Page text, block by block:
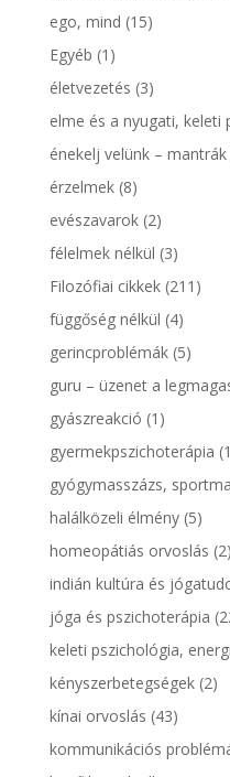
ego, mind (15)
Egyéb (1)
életvezetés (3)
elme és a nyugati, keleti
énekelj velünk – mantrák
érzelmek(8)
evészavarok(2)
félelmek nélkül (3)
Filozófiai cikkek(211)
függőség nélkül (4)
gerincproblémák(5)
guru – üzenet a
gyászreakció (1)
gyermekpszichoterápia
gyógymasszázs,
halálközeli élmény(5)
homeopátiás orvoslás (2)
indián kultúra és
jóga és pszichoterápia
keleti pszichológia,
kényszerbetegségek(2)
kínai orvoslás (43)
kommunikációs